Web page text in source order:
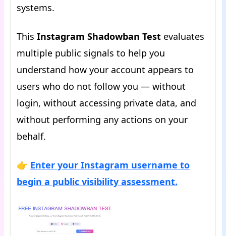
systems.
This Instagram Shadowban Test evaluates
multiple public signals to help you
understand how your account appears to
users who do not follow you — without
login, without accessing private data, and
without performing any actions on your
behalf.
👉 Enter your Instagram username to
begin a public visibility assessment.